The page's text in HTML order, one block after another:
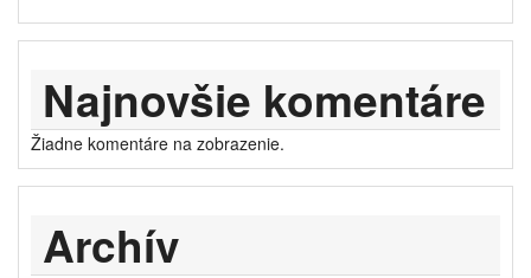
Najnovšie komentáre
Žiadne komentáre na zobrazenie.
Archív